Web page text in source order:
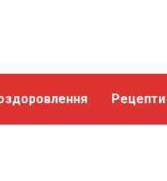
Рецепти